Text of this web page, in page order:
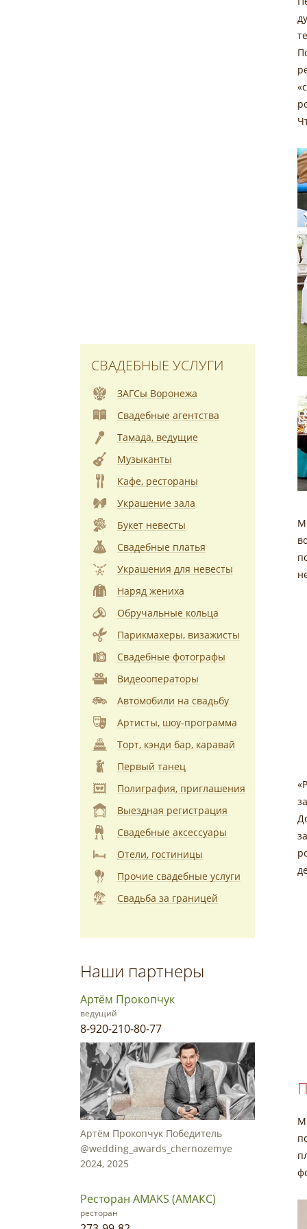
СВАДЕБНЫЕ УСЛУГИ
ЗАГСы Воронежа
Свадебные агентства
Тамада, ведущие
Музыканты
Кафе, рестораны
Украшение зала
Букет невесты
Свадебные платья
Украшения для невесты
Наряд жениха
Обручальные кольца
Парикмахеры, визажисты
Свадебные фотографы
Видеооператоры
Автомобили на свадьбу
Артисты, шоу-программа
Торт, кэнди бар, каравай
Первый танец
Полиграфия, приглашения
Выездная регистрация
Свадебные аксессуары
Отели, гостиницы
Прочие свадебные услуги
Свадьба за границей
Наши партнеры
Артём Прокопчук
ведущий
8-920-210-80-77
Артём Прокопчук Победитель
@wedding_awards_chernozemye
2024, 2025
Ресторан AMAKS (АМАКС)
ресторан